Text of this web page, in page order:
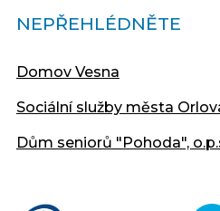
NEPŘEHLÉDNĚTE
Domov Vesna
Sociální služby města
Dům seniorů "Pohoda",